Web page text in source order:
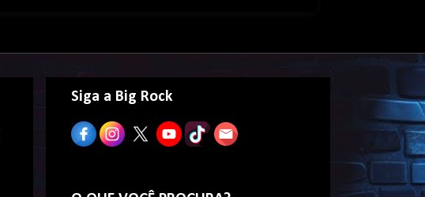
Siga a Big Rock